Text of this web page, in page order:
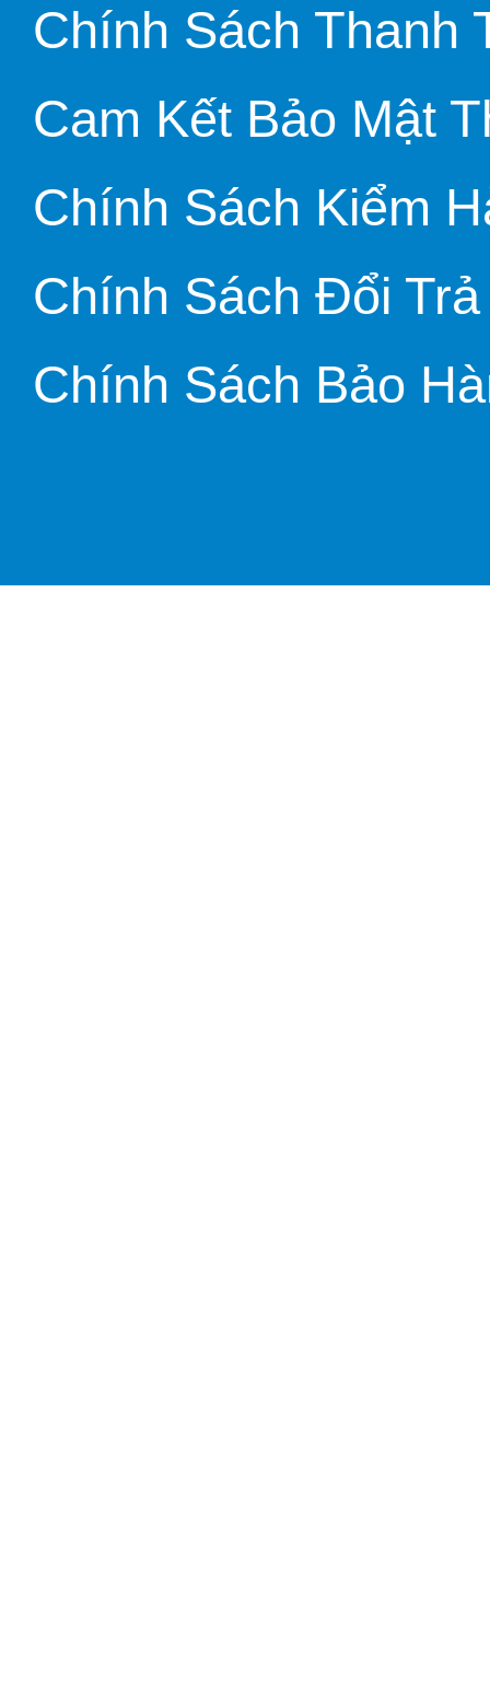
Chính Sách Thanh
Cam Kết Bảo Mật
Chính Sách Kiểm
Chính Sách Đổi Trả
Chính Sách Bảo